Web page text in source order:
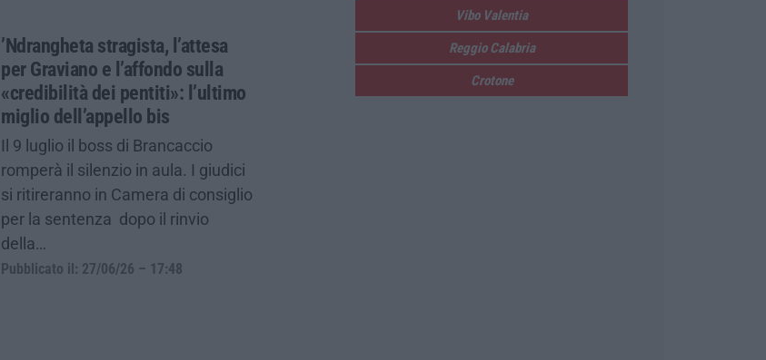
’Ndrangheta stragista, l’attesa
per Graviano e l’affondo sulla
«credibilità dei pentiti»: l’ultimo
miglio dell’appello bis
Il 9 luglio il boss di Brancaccio
romperà il silenzio in aula. I giudici
si ritireranno in Camera di consiglio
per la sentenza dopo il rinvio
della…
Pubblicato il: 27/06/26 – 17:48
Vibo Valentia
Reggio Calabria
Crotone